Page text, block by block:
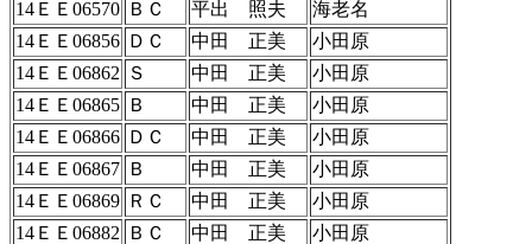
14ＥＥ06570 ＢＣ 平出 照夫
海老名
14ＥＥ06856 ＤＣ 中田 正美
小田原
14ＥＥ06862
Ｓ 中田 正美
小田原
14ＥＥ06865 Ｂ 中田 正美
小田原
14ＥＥ06866 ＤＣ 中田 正美
小田原
14ＥＥ06867 Ｂ 中田 正美
小田原
14ＥＥ06869 ＲＣ 中田 正美
小田原
14ＥＥ06882
ＢＣ 中田 正美
小田原